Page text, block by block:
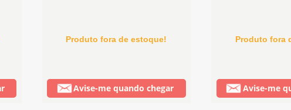
Produto fora de estoque!
Avise-me quando chegar
Produto fora
Avise-me